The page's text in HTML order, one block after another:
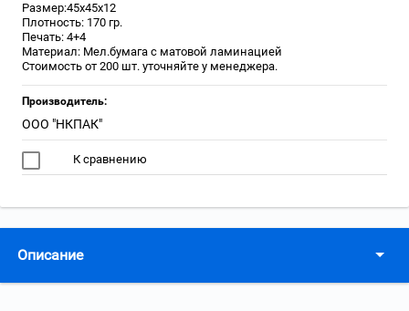
Размер:45х45х12
Плотность: 170 гр.
Печать: 4+4
Материал: Мел.бумага с матовой ламинацией
Стоимость от 200 шт. уточняйте у менеджера.
Производитель:
ООО "НКПАК"
К сравнению
Описание